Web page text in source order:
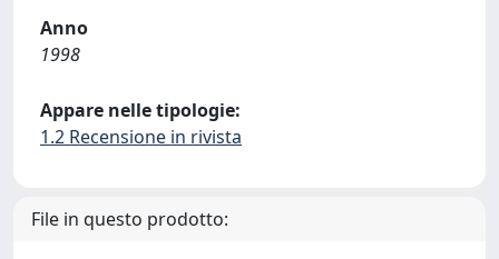
Anno
1998
Appare nelle tipologie:
1.2 Recensione in rivista
File in questo prodotto: